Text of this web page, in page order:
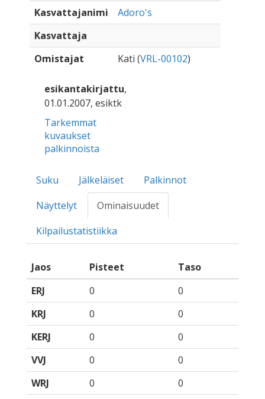
Kasvattajanimi
Adoro's
Kasvattaja
Omistajat
Kati (VRL-00102)
esikantakirjattu,
01.01.2007, esiktk
Tarkemmat
kuvaukset
palkinnoista
Suku Jälkeläiset
Palkinnot
Näyttelyt
Ominaisuudet
Kilpailustatistiikka
Jaos Pisteet
Taso
ERJ
0
0
KRJ
0
0
KERJ
0
0
VVJ
0
0
WRJ
0
0